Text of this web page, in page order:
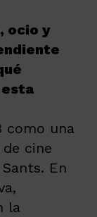
ocio y
como una
cine
En
la